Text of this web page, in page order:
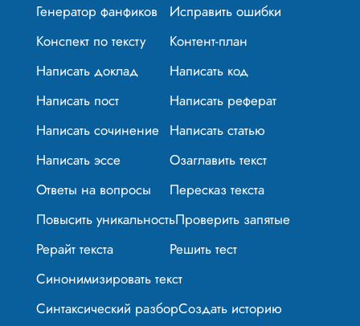
Генератор фанфиков
Исправить ошибки
Конспект по тексту
Контент-план
Написать доклад
Написать код
Написать пост
Написать реферат
Написать сочинение Написать статью
Написать эссе
Озаглавить текст
Ответы на вопросы
Пересказ текста
Повысить уникальностьПроверить запятые
Рерайт текста
Решить тест
Синонимизировать текст
Синтаксический разборСоздать историю